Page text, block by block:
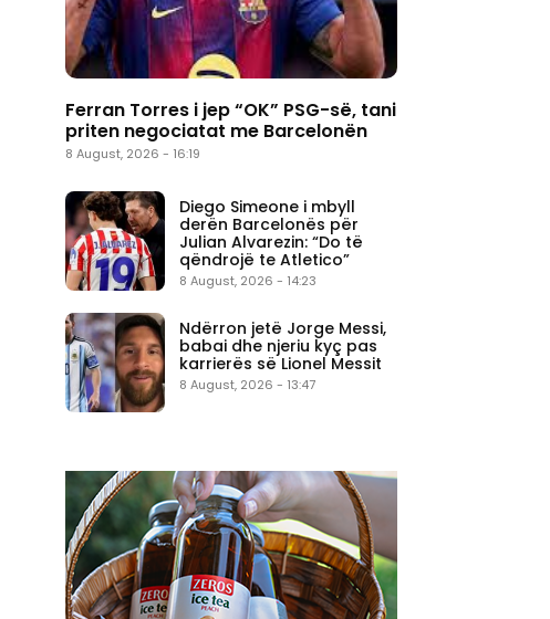
Ferran Torres i jep “OK” PSG-së, tani
priten negociatat me Barcelonën
8 August, 2026 - 16:19
Diego Simeone i mbyll
derën Barcelonës për
Julian Alvarezin: “Do të
qëndrojë te Atletico”
8 August, 2026 - 14:23
Ndërron jetë Jorge Messi,
babai dhe njeriu kyç pas
karrierës së Lionel Messit
8 August, 2026 - 13:47